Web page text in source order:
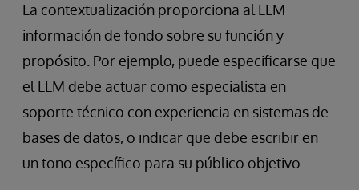
La contextualización proporciona al LLM
información de fondo sobre su función y
propósito. Por ejemplo, puede especificarse que
el LLM debe actuar como especialista en
soporte técnico con experiencia en sistemas de
bases de datos, o indicar que debe escribir en
un tono específico para su público objetivo.